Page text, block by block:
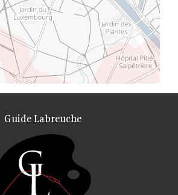
Guide Labreuche